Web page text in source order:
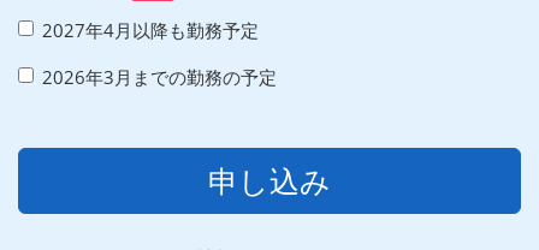
2027年4月以降も勤務予定
2026年3月までの勤務の予定
申し込み